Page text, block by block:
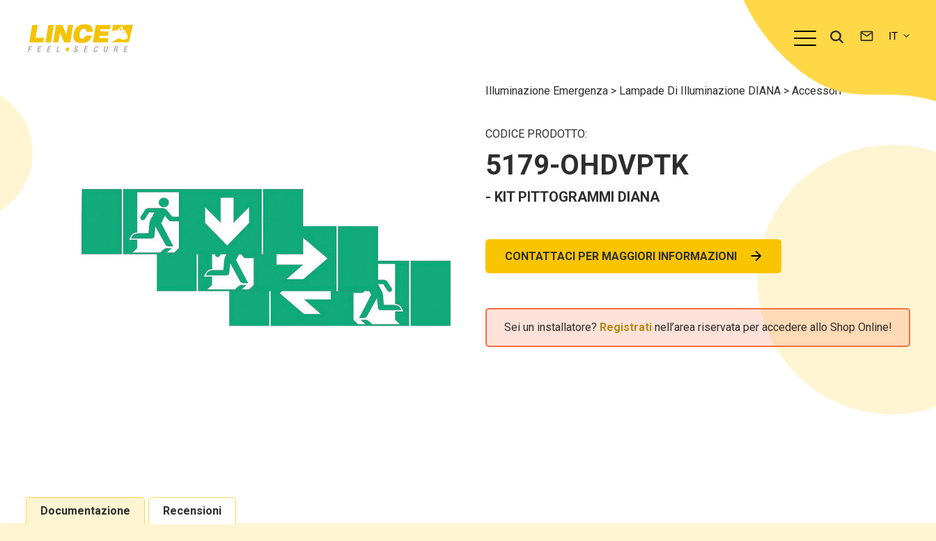
Illuminazione Emergenza > Lampade Di Illuminazione DIANA >Accessori
CODICE PRODOTTO:
5179-OHDVPTK
- KIT PITTOGRAMMI DIANA
CONTATTACI PER MAGGIORI INFORMAZIONI
Sei un installatore? Registratinell’area riservata per accedere allo Shop Online!
Documentazione Recensioni